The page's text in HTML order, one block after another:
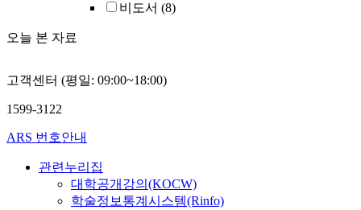
비도서 (8)
오늘 본 자료
고객센터 (평일: 09:00~18:00)
1599-3122
ARS 번호안내
관련누리집
대학공개강의(KOCW)
학술정보통계시스템(Rinfo)